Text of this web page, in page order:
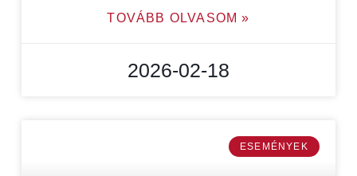
TOVÁBB OLVASOM »
2026-02-18
ESEMÉNYEK